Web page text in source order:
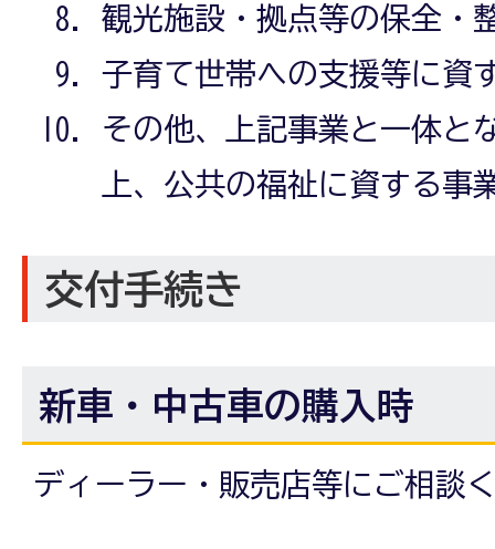
観光施設・拠点等の保全・
子育て世帯への支援等に資
その他、上記事業と一体と
上、公共の福祉に資する事
交付手続き
新車・中古車の購入時
ディーラー・販売店等にご相談